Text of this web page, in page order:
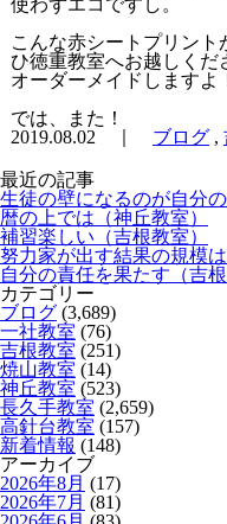
使わずエコですし。
こんな赤シートプリン
ひ徳重教室へお越しくだ
オーダーメイドしますよ
では、また！
2019.08.02 ｜ ブログ,
最近の記事
生徒の壁になるのが自分
暦の上では（神丘教室）
補習楽しい（吉根教室）
努力家が出す結果の規模
自分の責任を果たす（吉根
カテゴリー
ブログ (3,689)
一社教室 (76)
吉根教室 (251)
焼山教室 (14)
神丘教室 (523)
長久手教室 (2,659)
高針台教室 (157)
新着情報 (148)
アーカイブ
2026年8月 (17)
2026年7月 (81)